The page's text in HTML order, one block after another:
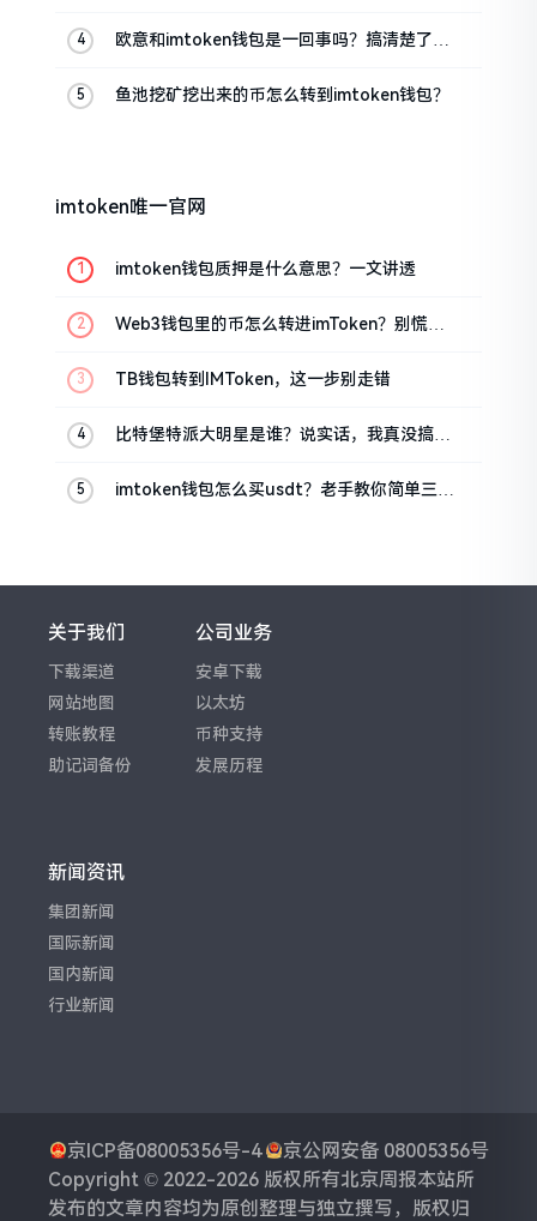
欧意和imtoken钱包是一回事吗？搞清楚了再
鱼池挖矿挖出来的币怎么转到imtoken钱包？
imtoken唯一官网
imtoken钱包质押是什么意思？一文讲透
Web3钱包里的币怎么转进imToken？别慌，
TB钱包转到IMToken，这一步别走错
比特堡特派大明星是谁？说实话，我真没搞明
imtoken钱包怎么买usdt？老手教你简单三步
关于我们
下载渠道
网站地图
转账教程
助记词备份
公司业务
安卓下载
以太坊
币种支持
发展历程
新闻资讯
集团新闻
国际新闻
国内新闻
行业新闻
京ICP备08005356号-4
京公网安备 08005356号
Copyright © 2022-2026 版权所有北京周报本站所
发布的文章内容均为原创整理与独立撰写，版权归